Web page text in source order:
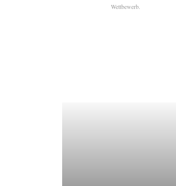
Wettbewerb.